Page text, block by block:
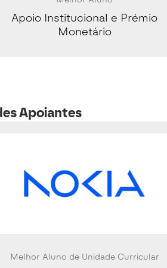
Apoio Institucional e Prémio
Monetário
Apoiantes
Melhor Aluno de Unidade Curricular